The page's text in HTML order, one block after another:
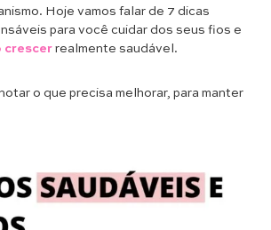
Hoje vamos falar de 7 dicas
para você cuidar dos seus fios e
crescer realmente saudável.
o que precisa melhorar, para manter